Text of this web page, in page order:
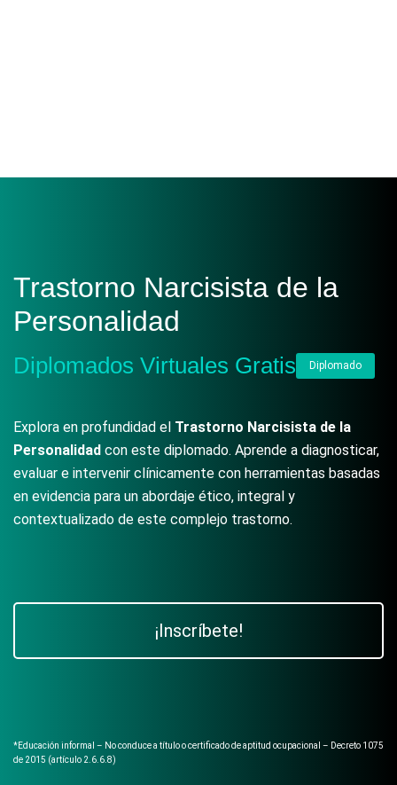
Trastorno Narcisista de la
Personalidad
Diplomados Virtuales Gratis Diplomado
Explora en profundidad el Trastorno Narcisista de la
Personalidad con este diplomado. Aprende a diagnosticar,
evaluar e intervenir clínicamente con herramientas basadas
en evidencia para un abordaje ético, integral y
contextualizado de este complejo trastorno.
¡Inscríbete!
*Educación informal – No conduce a título o certificado de aptitud ocupacional – Decreto 1075
de 2015 (artículo 2.6.6.8)